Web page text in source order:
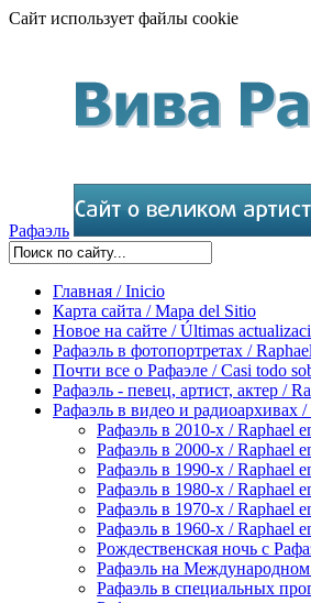
Сайт использует файлы cookie
Рафаэль
Главная / Inicio
Карта сайта / Mapa del Sitio
Новое на сайте / Últimas
Рафаэль в фотопортретах /
Почти все о Рафаэле / Casi todo
Рафаэль - певец, артист, актер /
Рафаэль в видео и радиоархивах
Рафаэль в 2010-х / Raphael
Рафаэль в 2000-х / Raphael
Рафаэль в 1990-х / Raphael
Рафаэль в 1980-х / Raphael
Рафаэль в 1970-х / Raphael
Рафаэль в 1960-х / Raphael
Рождественская ночь с
Рафаэль на Международном
Рафаэль в специальных